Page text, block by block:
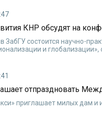
КНР обсудят на
ЗабГУ состоится научно-
и
отпраздновать
приглашает милых дам и